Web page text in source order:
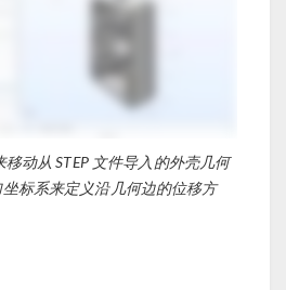
移动从 STEP 文件导入的外壳几何
坐标系来定义沿几何边的位移方